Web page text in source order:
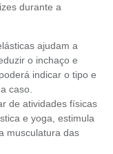
durante a
ajudam a
o inchaço e
indicar o tipo e
caso.
de atividades físicas
e yoga, estimula
musculatura das